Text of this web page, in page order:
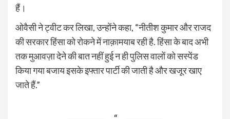
हैं।
ओवैसी ने ट्वीट कर लिखा, उन्होंने कहा, “नीतीश कुमार और राजद
की सरकार हिंसा को रोकने में नाक़ामयाब रही है. हिंसा के बाद अभी
तक मुआवज़ा देने की बात नहीं हुई न ही पुलिस वालों को सस्पेंड
किया गया बजाय इसके इफ्तार पार्टी की जाती है और खजूर खाए
जाते हैं.”